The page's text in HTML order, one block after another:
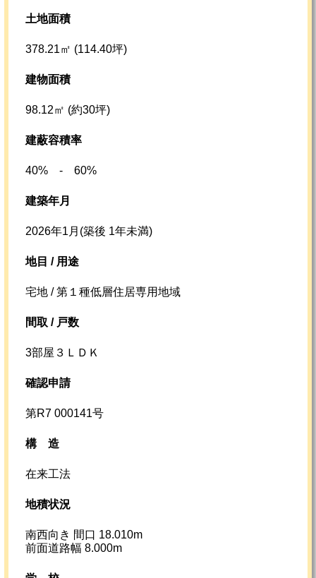
土地面積
378.21㎡ (114.40坪)
建物面積
98.12㎡ (約30坪)
建蔽容積率
40% - 60%
建築年月
2026年1月(築後 1年未満)
地目 / 用途
宅地 / 第１種低層住居専用地域
間取 / 戸数
3部屋３ＬＤＫ
確認申請
第R7 000141号
構造
在来工法
地積状況
南西向き 間口 18.010m
前面道路幅 8.000m